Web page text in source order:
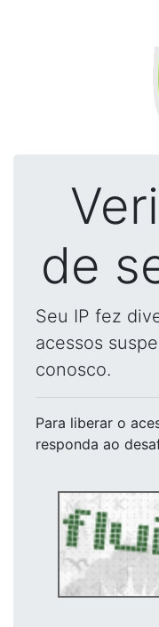
de
Seu IP fez
acessos
conosco.
Para liberar o
responda ao